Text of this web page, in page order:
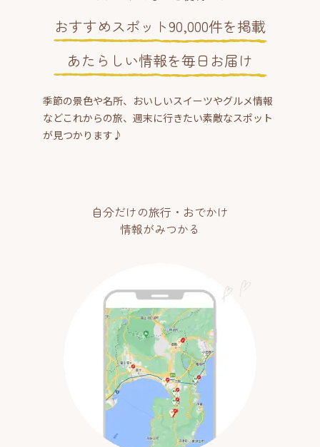
おすすめスポット90,000件を掲載
あたらしい情報を毎日お届け
季節の景色や名所、おいしいスイーツやグルメ情報
などこれからの旅、週末に行きたい素敵なスポット
が見つかります♪
自分だけの旅行・おでかけ
情報がみつかる